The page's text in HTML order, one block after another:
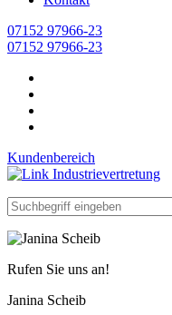
07152 97966-23
07152 97966-23
Kundenbereich
Rufen Sie uns an!
Janina Scheib